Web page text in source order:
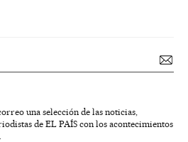
una selección de las noticias,
de EL PAÍS con los acontecimientos